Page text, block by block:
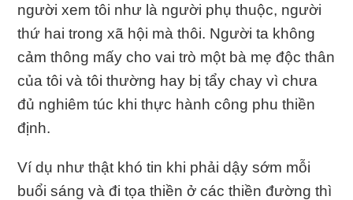
người xem tôi như là người phụ thuộc, người
thứ hai trong xã hội mà thôi. Người ta không
cảm thông mấy cho vai trò một bà mẹ độc thân
của tôi và tôi thường hay bị tẩy chay vì chưa
đủ nghiêm túc khi thực hành công phu thiền
định.
Ví dụ như thật khó tin khi phải dậy sớm mỗi
buổi sáng và đi tọa thiền ở các thiền đường thì